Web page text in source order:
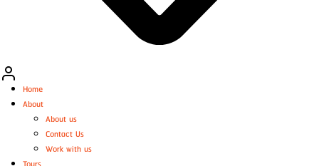
Home
About
About us
Contact Us
Work with us